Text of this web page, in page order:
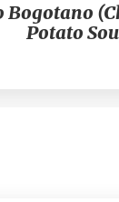
Bogotano
Potato